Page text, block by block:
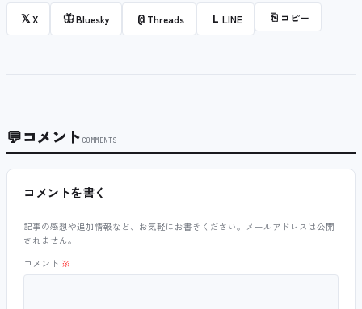
𝕏X 🦋Bluesky @ Threads L LINE ⎘ コピー
💬コメント COMMENTS
コメントを書く
記事の感想や追加情報など、お気軽にお書きください。メールアドレスは公開
されません。
コメント ※